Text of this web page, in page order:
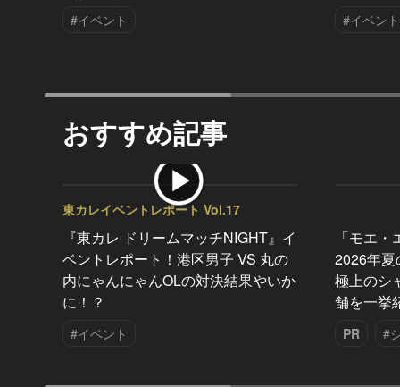
#イベント #イベント
おすすめ記事
東カレイベントレポート Vol.17
『東カレ ドリームマッチNIGHT』イ
ベントレポート！港区男子 VS 丸の
内にゃんにゃんOLの対決結果やいか
に！？
#イベント
「モエ
2026年夏
極上のシ
舗を一挙
PR #